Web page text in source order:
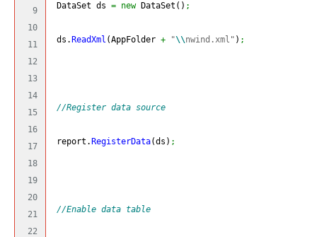
9
10
11
12
13
14
15
16
17
18
19
20
21
22
DataSet ds = new DataSet ( ) ;
ds.ReadXml (AppFolder + "\\nwind.xml" ) ;
//Register data source
report.RegisterData(ds ) ;
//Enable data table